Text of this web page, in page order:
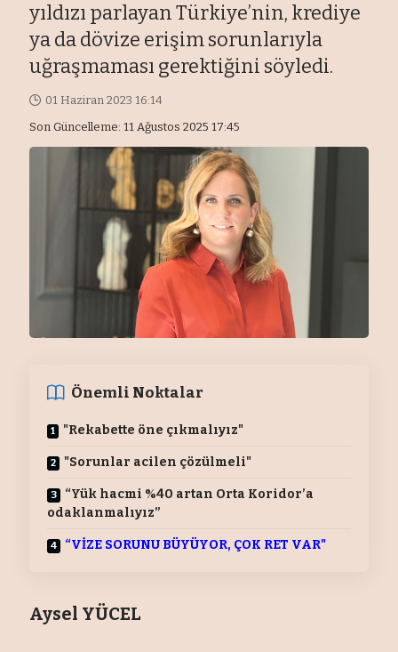
yıldızı parlayan Türkiye’nin, krediye
ya da dövize erişim sorunlarıyla
uğraşmaması gerektiğini söyledi.
Son Güncelleme: 11 Ağustos 2025 17:45
01 Haziran 2023 16:14
Önemli Noktalar
"Rekabette öne çıkmalıyız"
"Sorunlar acilen çözülmeli"
“Yük hacmi %40 artan Orta Koridor’a
odaklanmalıyız”
“VİZE SORUNU BÜYÜYOR, ÇOK RET VAR"
Aysel YÜCEL